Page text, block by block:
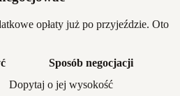
opłaty już po przyjeździe. Oto
Sposób negocjacji
Dopytaj o jej wysokość